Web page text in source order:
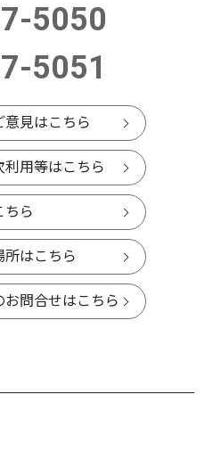
5050
5051
見はこちら
利用等はこちら
ちら
所はこちら
お問合せはこちら